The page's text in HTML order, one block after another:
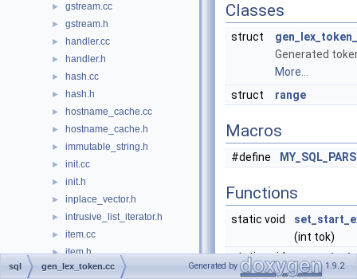
► gstream.cc
► gstream.h
► handler.cc
► handler.h
► hash.cc
► hash.h
► hostname_cache.cc
► hostname_cache.h
► immutable_string.h
► init.cc
► init.h
► inplace_vector.h
► intrusive_list_iterator.h
► item.cc
► item.h
► item_buff.cc
Classes
struct
Generated
More...
struct
range
Macros
#define
Functions
static void
(int tok)
static void
sql gen_lex_token.cc Generated by 1.9.2